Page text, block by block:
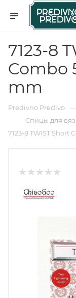
7123-8
Combo
mm
Predivno Predivo
— Спицы для
7123-8 TWIST Short